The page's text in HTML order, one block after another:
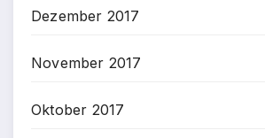
Dezember 2017
November 2017
Oktober 2017